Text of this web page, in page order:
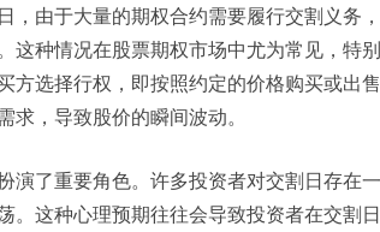
，由于大量的期权合约需要履行交割义务
这种情况在股票期权市场中尤为常见，特
方选择行权，即按照约定的价格购买或出
，导致股价的瞬间波动。
演了重要角色。许多投资者对交割日存在
。这种心理预期往往会导致投资者在交割